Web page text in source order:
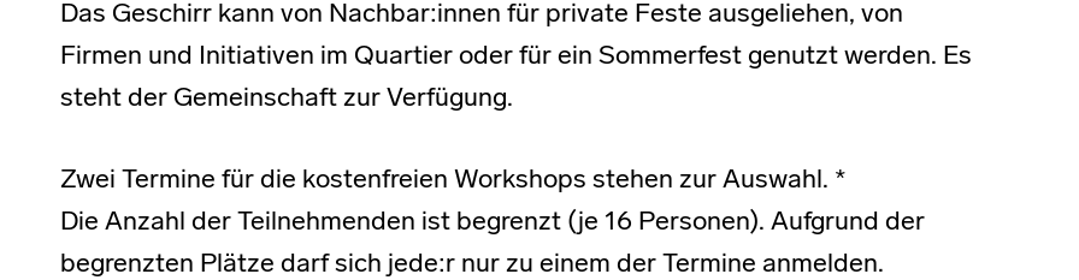
Das Geschirr kann von Nachbar:innen für private Feste ausgeliehen, von
Firmen und Initiativen im Quartier oder für ein Sommerfest genutzt werden. Es
steht der Gemeinschaft zur Verfügung.
Zwei Termine für die kostenfreien Workshops stehen zur Auswahl. *
Die Anzahl der Teilnehmenden ist begrenzt (je 16 Personen). Aufgrund der
begrenzten Plätze darf sich jede:r nur zu einem der Termine anmelden.